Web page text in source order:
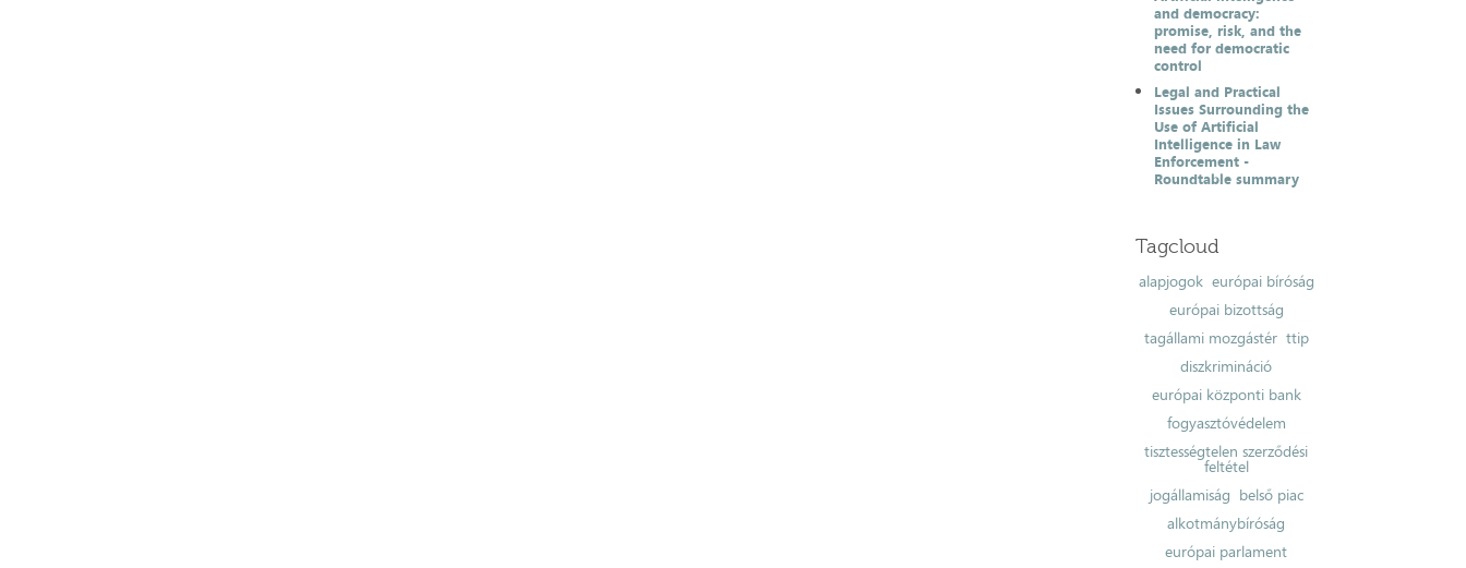
and democracy:
promise, risk, and the
need for democratic
control
Legal and Practical
Issues Surrounding the
Use of Artificial
Intelligence in Law
Enforcement -
Roundtable summary
Tagcloud
alapjogok európai bíróság
európai bizottság
tagállami mozgástér ttip
diszkrimináció
európai központi bank
fogyasztóvédelem
tisztességtelen szerződési
feltétel
jogállamiság belső piac
alkotmánybíróság
európai parlament